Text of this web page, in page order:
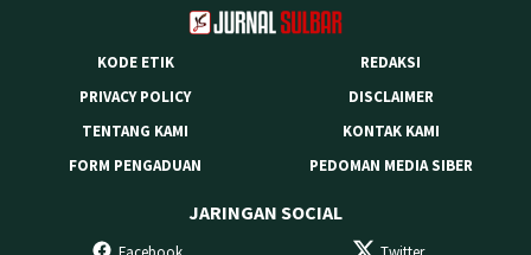
KODE ETIK
REDAKSI
PRIVACY POLICY
DISCLAIMER
TENTANG KAMI
KONTAK KAMI
FORM PENGADUAN
PEDOMAN MEDIA SIBER
JARINGAN SOCIAL